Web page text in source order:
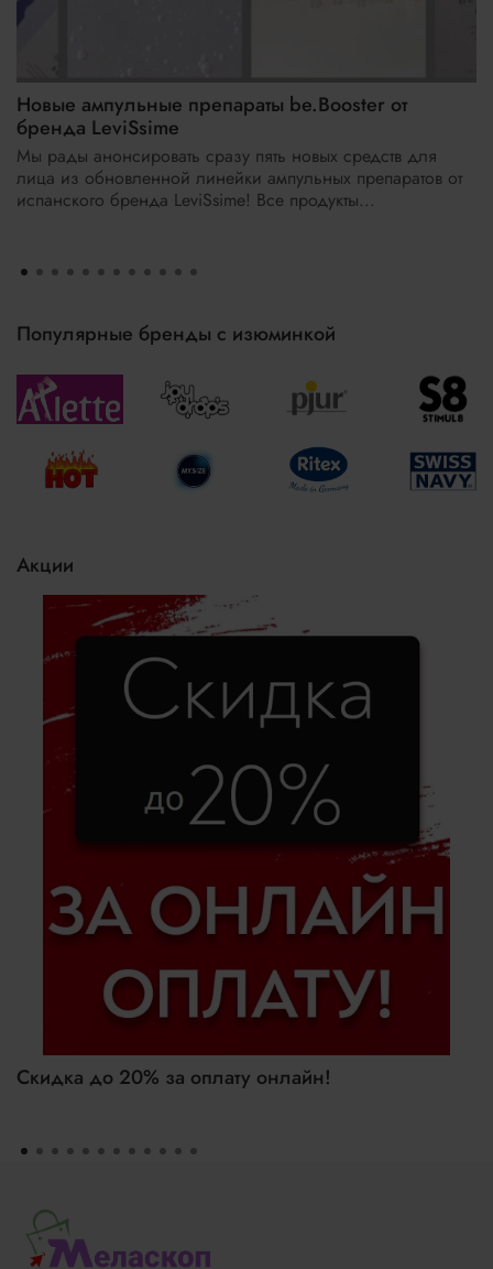
Новые ампульные препараты be.Booster от
бренда LeviSsime
Мы рады анонсировать сразу пять новых средств для
лица из обновленной линейки ампульных препаратов от
испанского бренда LeviSsime! Все продукты...
Популярные бренды с изюминкой
Акции
Скидка до 20% за оплату онлайн!